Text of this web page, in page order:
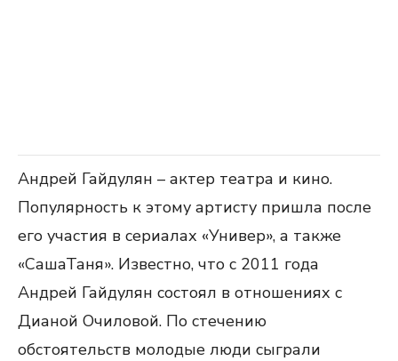
Андрей Гайдулян – актер театра и кино.
Популярность к этому артисту пришла после
его участия в сериалах «Универ», а также
«СашаТаня». Известно, что с 2011 года
Андрей Гайдулян состоял в отношениях с
Дианой Очиловой. По стечению
обстоятельств молодые люди сыграли